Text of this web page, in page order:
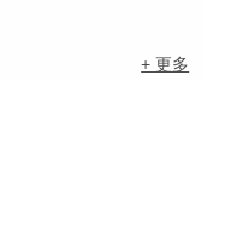
+ 更多